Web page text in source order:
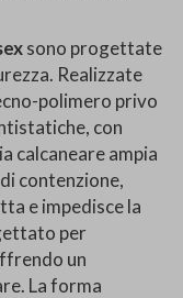
sono progettate
Realizzate
polimero privo
con
calcaneare ampia
contenzione,
e impedisce la
per
un
La forma